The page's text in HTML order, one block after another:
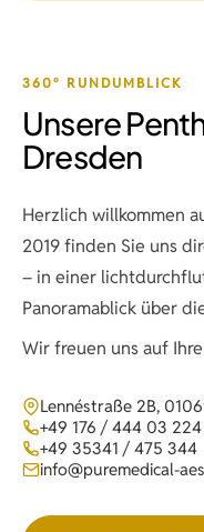
360° RUNDUMBLICK
Unsere
Dresden
Herzlich willkommen
2019 finden Sie uns
– in einer
Panoramablick über
Wir freuen uns auf
Lennéstraße 2B,
+49 176 / 444 03 224
+49 35341 / 475 344
info@puremedical-